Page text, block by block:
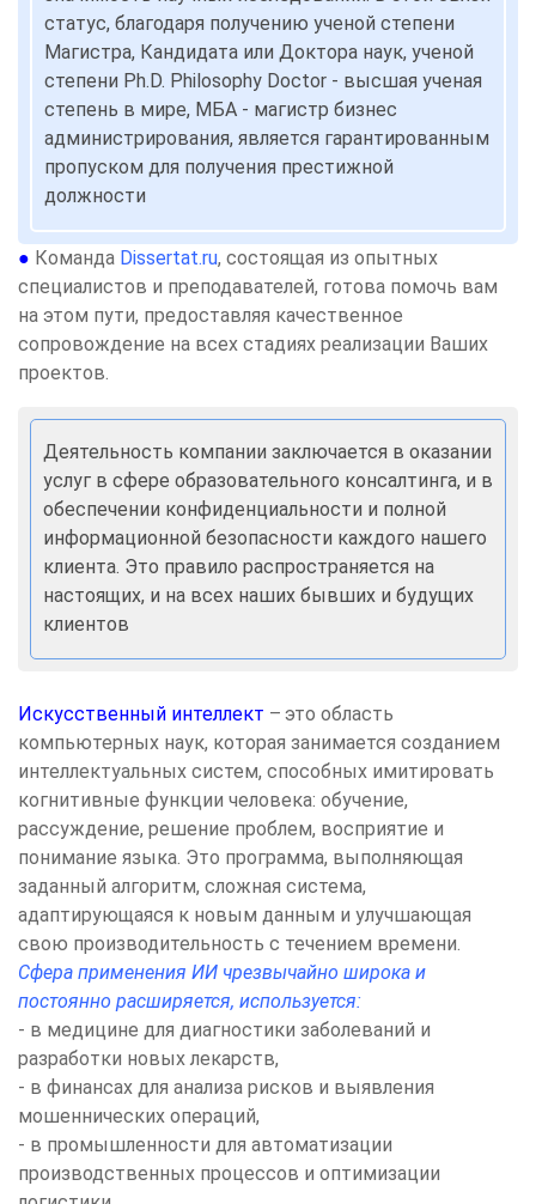
статус, благодаря получению ученой степени
Магистра, Кандидата или Доктора наук, ученой
степени Ph.D. Philosophy Doctor - высшая ученая
степень в мире, МБА - магистр бизнес
администрирования, является гарантированным
пропуском для получения престижной
должности
● Команда Dissertat.ru, состоящая из опытных
специалистов и преподавателей, готова помочь вам
на этом пути, предоставляя качественное
сопровождение на всех стадиях реализации Ваших
проектов.
Деятельность компании заключается в оказании
услуг в сфере образовательного консалтинга, и в
обеспечении конфиденциальности и полной
информационной безопасности каждого нашего
клиента. Это правило распространяется на
настоящих, и на всех наших бывших и будущих
клиентов
Искусственный интеллект – это область
компьютерных наук, которая занимается созданием
интеллектуальных систем, способных имитировать
когнитивные функции человека: обучение,
рассуждение, решение проблем, восприятие и
понимание языка. Это программа, выполняющая
заданный алгоритм, сложная система,
адаптирующаяся к новым данным и улучшающая
свою производительность с течением времени.
Сфера применения ИИ чрезвычайно широка и
постоянно расширяется, используется:
- в медицине для диагностики заболеваний и
разработки новых лекарств,
- в финансах для анализа рисков и выявления
мошеннических операций,
- в промышленности для автоматизации
производственных процессов и оптимизации